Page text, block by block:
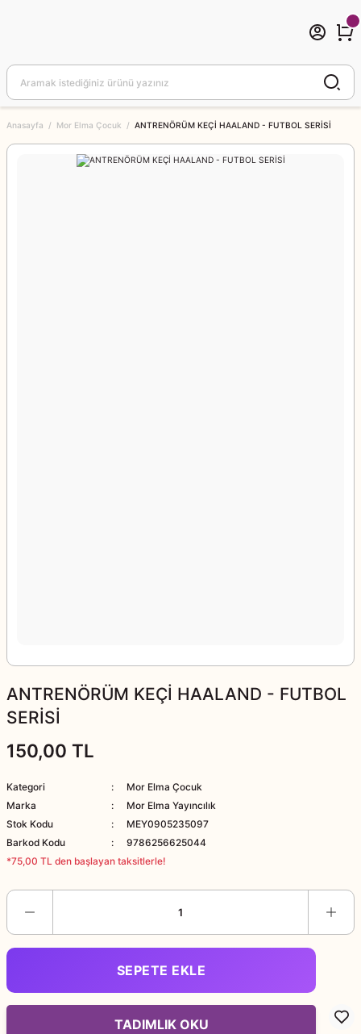
Anasayfa Mor Elma Çocuk ANTRENÖRÜM KEÇİ HAALAND - FUTBOL SERİSİ
ANTRENÖRÜM KEÇİ HAALAND - FUTBOL
SERİSİ
150,00 TL
Kategori
Mor Elma Çocuk
Marka
Mor Elma Yayıncılık
Stok Kodu
MEY0905235097
Barkod Kodu
9786256625044
*75,00 TL den başlayan taksitlerle!
SEPETE EKLE
TADIMLIK OKU